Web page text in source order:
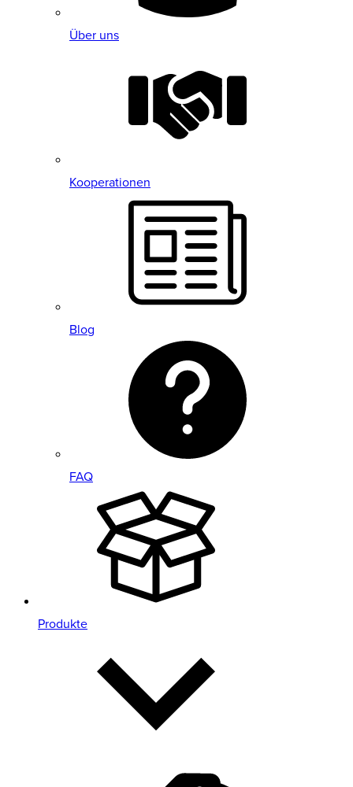
Über uns
Kooperationen
Blog
FAQ
Produkte